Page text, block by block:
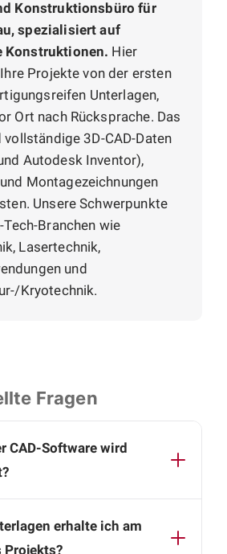
Konstruktionsbüro für
spezialisiert auf
Konstruktionen. Hier
Projekte von der ersten
Unterlagen,
Ort nach Rücksprache. Das
3D-CAD-Daten
Autodesk Inventor),
Montagezeichnungen
Unsere Schwerpunkte
Branchen wie
Lasertechnik,
und
Kryotechnik.
Fragen
CAD-Software wird
Sie erhalten vollständige 3D-
und
erhalte ich am
Projekts?